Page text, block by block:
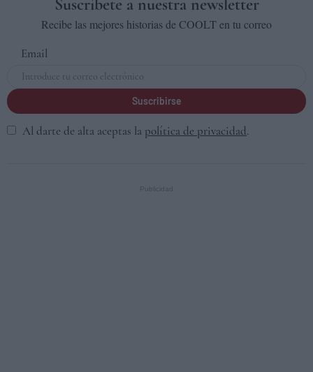
Suscríbete a nuestra newsletter
Recibe las mejores historias de COOLT en tu correo
Email
Suscribirse
Al darte de alta aceptas la política de privacidad.